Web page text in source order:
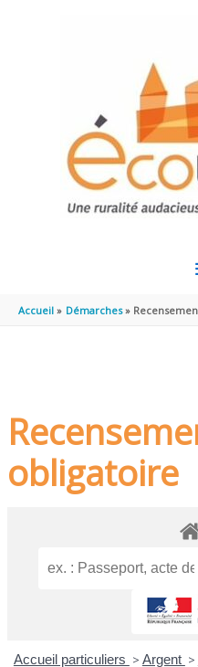
Accueil Démarches
obligatoire
Accueil particuliers > Argent >